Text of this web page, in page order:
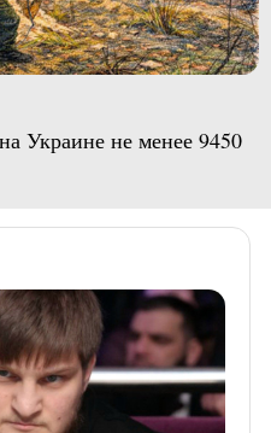
Украине не менее 9450